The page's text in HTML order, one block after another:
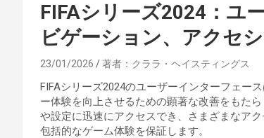
FIFAシリーズ2024：ユ
ビゲーション、アクセ
23/01/2026 著者：クララ・ヘイスティングス
FIFAシリーズ2024のユーザーインターフェー
ー体験を向上させるための顕著な改善をもた
や設定に迅速にアクセスでき、さまざまなア
包括的なゲーム体験を保証します。